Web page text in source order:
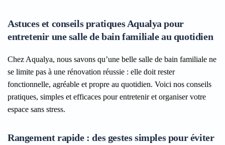
Astuces et conseils pratiques Aqualya pour
entretenir une salle de bain familiale au quotidien
Chez Aqualya, nous savons qu’une belle salle de bain familiale ne
se limite pas à une rénovation réussie : elle doit rester
fonctionnelle, agréable et propre au quotidien. Voici nos conseils
pratiques, simples et efficaces pour entretenir et organiser votre
espace sans stress.
Rangement rapide : des gestes simples pour éviter